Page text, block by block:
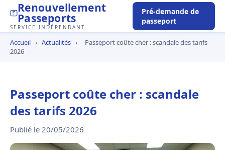
Renouvellement
Passeports
SERVICE INDÉPENDANT
Pré-demande de
passeport
Accueil › Actualités ›
Passeport coûte cher : scandale des tarifs
2026
Passeport coûte cher : scandale
des tarifs 2026
Publié le 20/05/2026